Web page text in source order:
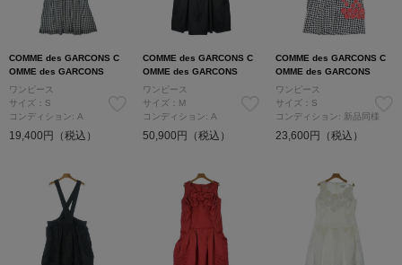
COMME des GARCONS C
OMME des GARCONS
ワンピース
サイズ：S
コンディション: A
19,400円（税込）
COMME des GARCONS C
OMME des GARCONS
ワンピース
サイズ：M
コンディション: A
50,900円（税込）
COMME des GARCONS C
OMME des GARCONS
ワンピース
サイズ：S
コンディション: 新品同様
23,600円（税込）